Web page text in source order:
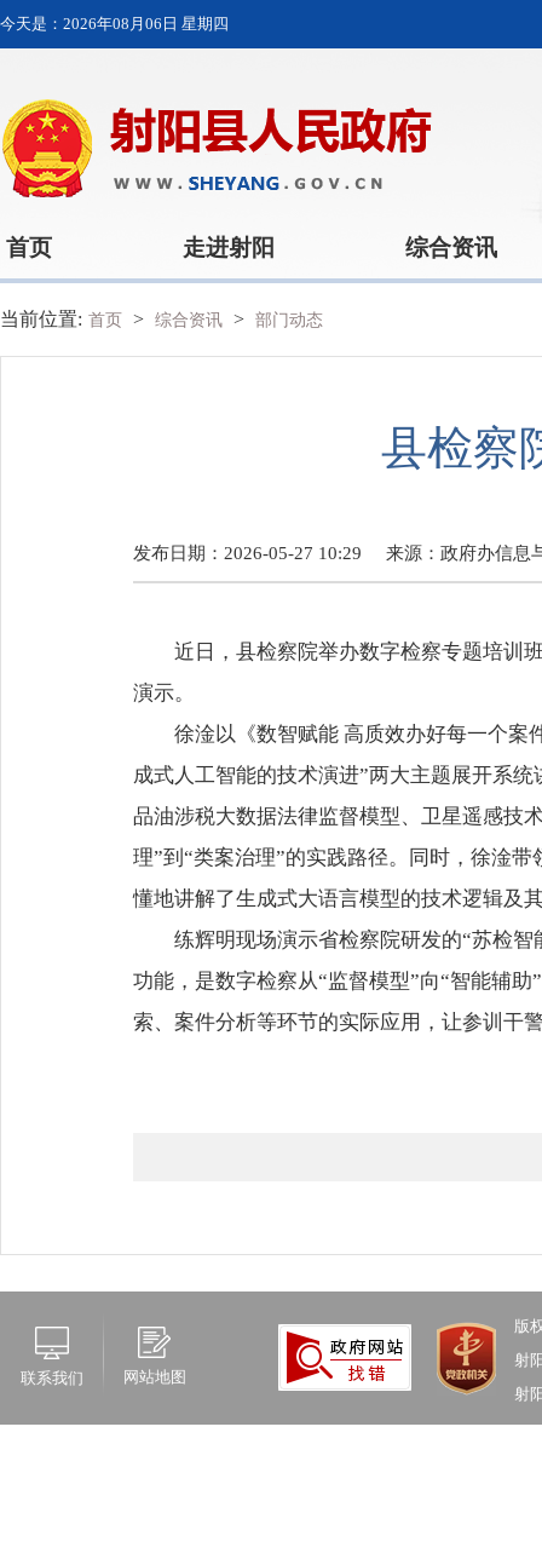
今天是： 2026年08月06日 星期四
首页 走进射阳 综合资讯
当前位置: 首页 > 综合资讯 > 部门动态
县检察
发布日期：2026-05-27 10:29 来源： 政府办信息
近日，县检察院举办数字检察专题培训班
演示。
徐淦以《数智赋能 高质效办好每一个案
成式人工智能的技术演进”两大主题展开系
品油涉税大数据法律监督模型、卫星遥感技
理”到“类案治理”的实践路径。同时，徐淦带
懂地讲解了生成式大语言模型的技术逻辑及
练辉明现场演示省检察院研发的“苏检智
功能，是数字检察从“监督模型”向“智能辅
索、案件分析等环节的实际应用，让参训干
联系我们 网站地图
版
射
射